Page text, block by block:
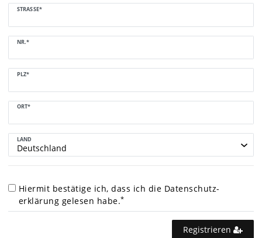
STRASSE*
NR.*
PLZ*
ORT*
LAND
Hiermit bestätige ich, dass ich die Daten­schutz­
erklärung gelesen habe.*
Registrieren